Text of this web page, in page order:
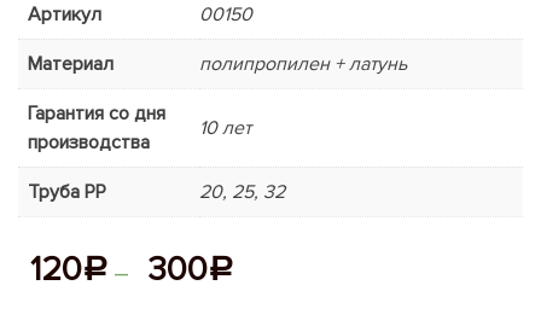
Артикул 00150
Материал полипропилен + латунь
Гарантия со дня
производства
10 лет
Труба РР 20, 25, 32
120Р – 300Р